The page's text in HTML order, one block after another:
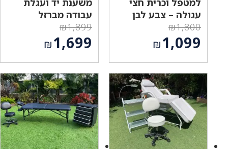
עגולה – צבע לבן
₪1,800
המחיר
המקורי
היה:
₪1,800.
₪1,099
הוא:
₪1,099.
עבודה מברזל
₪1,899
המחיר
המקורי
היה:
₪1,899.
₪1,699
הוא:
₪1,699.